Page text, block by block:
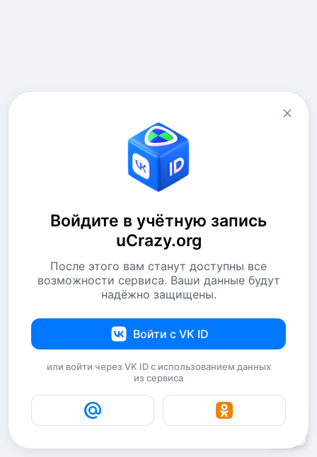
Войдите в учётную запись
uCrazy.org
После этого вам станут доступны все
возможности сервиса. Ваши данные будут
надёжно защищены.
Войти с VK ID
или войти через VK ID с использованием данных
из сервиса